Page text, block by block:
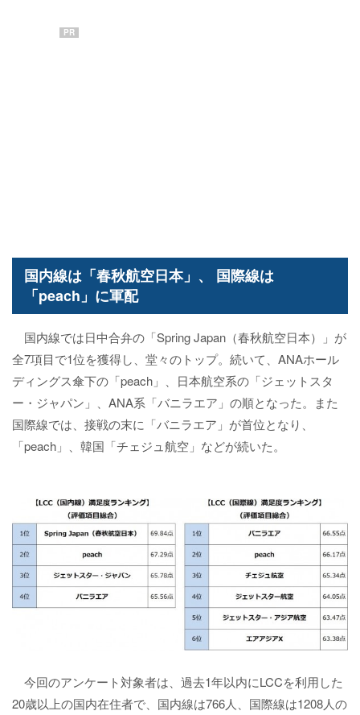
PR
国内線は「春秋航空日本」、 国際線は
「peach」に軍配
国内線では日中合弁の「Spring Japan（春秋航空日本）」が
全7項目で1位を獲得し、堂々のトップ。続いて、ANAホール
ディングス傘下の「peach」、日本航空系の「ジェットスタ
ー・ジャパン」、ANA系「バニラエア」の順となった。また
国際線では、接戦の末に「バニラエア」が首位となり、
「peach」、韓国「チェジュ航空」などが続いた。
今回のアンケート対象者は、過去1年以内にLCCを利用した
20歳以上の国内在住者で、国内線は766人、国際線は1208人の